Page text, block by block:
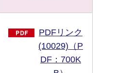
PDFリンク
(10029)（P
DF：700K